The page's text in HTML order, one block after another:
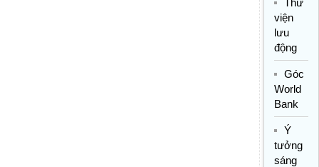
Thư
viện
lưu
động
Góc
World
Bank
Ý
tưởng
sáng